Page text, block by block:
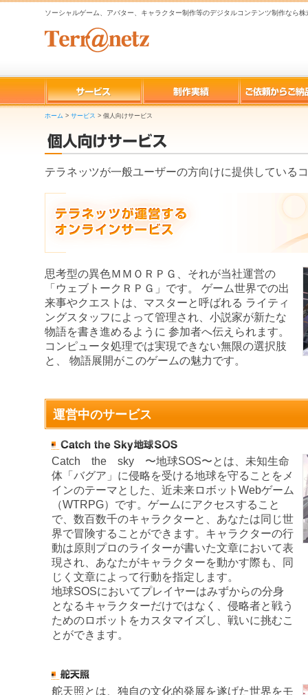
ソーシャルゲーム、アバター、キャラクター制作等のデジタルコンテンツ制作なら
ホーム > サービス > 個人向けサービス
テラネッツが一般ユーザーの方向けに提供している
思考型の異色ＭＭＯＲＰＧ、それが当社運営の
「ウェブトークＲＰＧ」です。 ゲーム世界での出
来事やクエストは、マスターと呼ばれる ライティ
ングスタッフによって管理され、小説家が新たな
物語を書き進めるように 参加者へ伝えられます。
コンピュータ処理では実現できない無限の選択肢
と、 物語展開がこのゲームの魅力です。
運営中のサービス
Catch the sky 〜地球SOS〜とは、未知生命
体「バグア」に侵略を受ける地球を守ることをメ
インのテーマとした、近未来ロボットWebゲーム
（WTRPG）です。ゲームにアクセスすること
で、数百数千のキャラクターと、あなたは同じ世
界で冒険することができます。キャラクターの行
動は原則プロのライターが書いた文章において表
現され、あなたがキャラクターを動かす際も、同
じく文章によって行動を指定します。
地球SOSにおいてプレイヤーはみずからの分身
となるキャラクターだけではなく、侵略者と戦う
ためのロボットをカスタマイズし、戦いに挑むこ
とができます。
舵天照とは、独自の文化的発展を遂げた世界をモ